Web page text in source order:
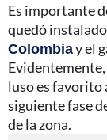
Es importante
quedó
Colombiay el
luso es favorito
siguiente fase
de la zona.